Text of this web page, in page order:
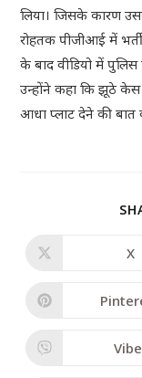
लिया। जिसके कारण
रोहतक पीजीआई में
के बाद वीडियो में
उन्होंने कहा कि झूठे केस
आधा प्लाट देने की
X